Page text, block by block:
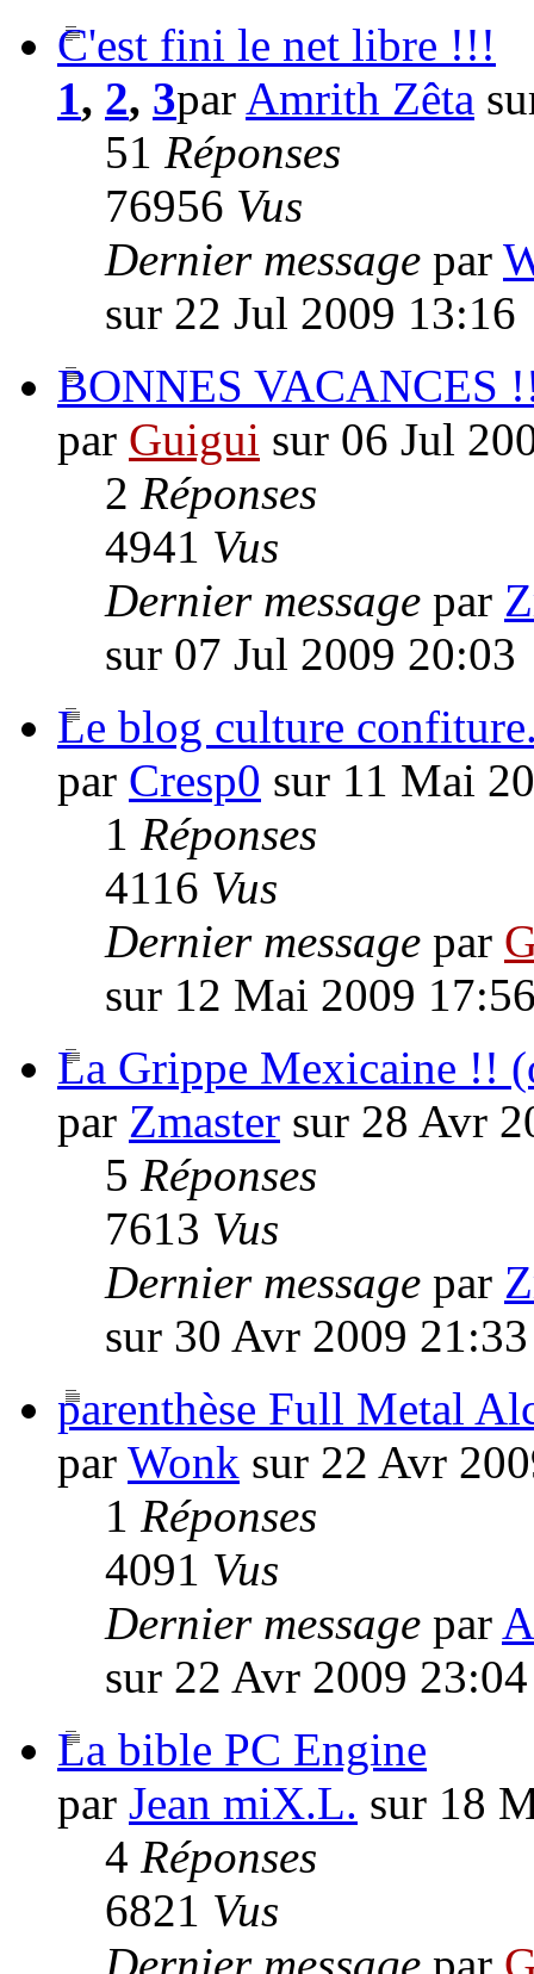
C'est fini le net libre !!!
1, 2, 3par Amrith Zêta
51 Réponses
76956 Vus
Dernier message par
sur 22 Jul 2009 13:16
BONNES VACANCES
par Guigui sur 06 Jul
2 Réponses
4941 Vus
Dernier message par
sur 07 Jul 2009 20:03
Le blog culture
par Cresp0 sur 11 Mai
1 Réponses
4116 Vus
Dernier message par
sur 12 Mai 2009
La Grippe Mexicaine !!
par Zmaster sur 28 Avr
5 Réponses
7613 Vus
Dernier message par
sur 30 Avr 2009 21:33
parenthèse Full Metal
par Wonk sur 22 Avr
1 Réponses
4091 Vus
Dernier message par
sur 22 Avr 2009 23:04
La bible PC Engine
par Jean miX.L. sur 18
4 Réponses
6821 Vus